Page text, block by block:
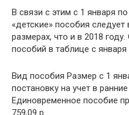
В связи с этим с 1 января
«детские» пособия следует
размерах, что и в 2018
пособий в таблице с января
Вид пособия Размер с 1
постановку на учет в
Единовременное пособие
759,09 р.